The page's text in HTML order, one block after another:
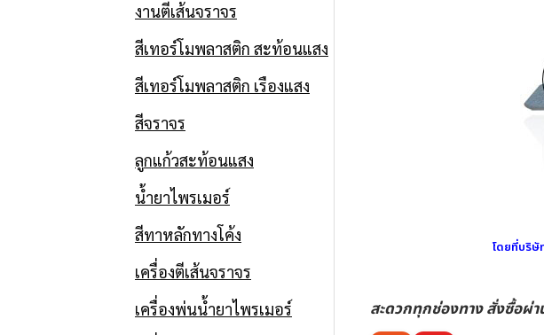
งานตีเส้นจราจร
สีเทอร์โมพลาสติก สะท้อนแสง
สีเทอร์โมพลาสติก เรืองแสง
สีจราจร
ลูกแก้วสะท้อนแสง
น้ำยาไพรเมอร์
สีทาหลักทางโค้ง
เครื่องตีเส้นจราจร
เครื่องพ่นน้ำยาไพรเมอร์
โดยที่บริ
สะดวกทุกช่องทาง สั่งซื้อผ่